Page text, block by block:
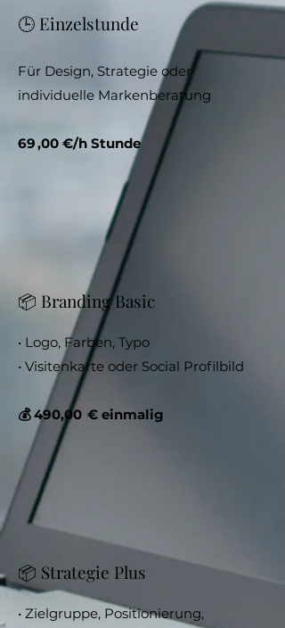
🕒 Einzelstunde
Für Design, Strategie oder
individuelle Markenberatung
69 ,00 €/h Stunde
📦 Branding Basic
• Logo, Farben, Typo
• Visitenkarte oder Social Profilbild
💰 490,00 € einmalig
📦 Strategie Plus
• Zielgruppe, Positionierung,